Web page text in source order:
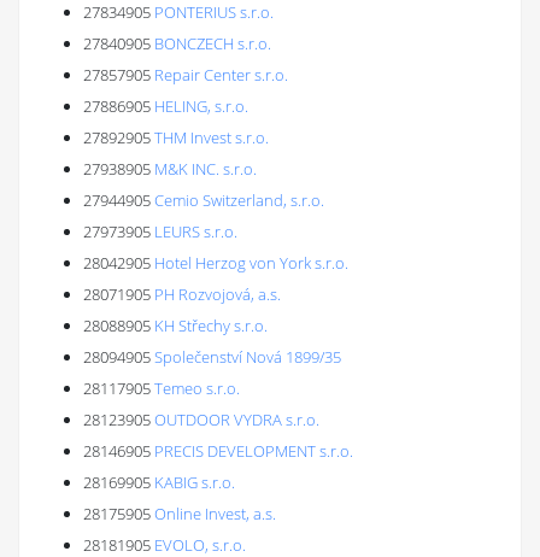
27834905 PONTERIUS s.r.o.
27840905 BONCZECH s.r.o.
27857905 Repair Center s.r.o.
27886905 HELING, s.r.o.
27892905THM Invest s.r.o.
27938905 M&K INC. s.r.o.
27944905Cemio Switzerland, s.r.o.
27973905 LEURS s.r.o.
28042905 Hotel Herzog von York s.r.o.
28071905 PH Rozvojová, a.s.
28088905 KH Střechy s.r.o.
28094905Společenství Nová 1899/35
28117905Temeo s.r.o.
28123905OUTDOOR VYDRA s.r.o.
28146905 PRECIS DEVELOPMENT s.r.o.
28169905 KABIG s.r.o.
28175905Online Invest, a.s.
28181905 EVOLO, s.r.o.